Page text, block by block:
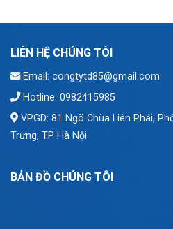
LIÊN HỆ CHÚNG TÔI
Email: congtytd85@gmail.com
Hotline: 0982415985
VPGD: 81 Ngõ Chùa Liên Phái,
Trưng, TP Hà Nội
BẢN ĐỒ CHÚNG TÔI